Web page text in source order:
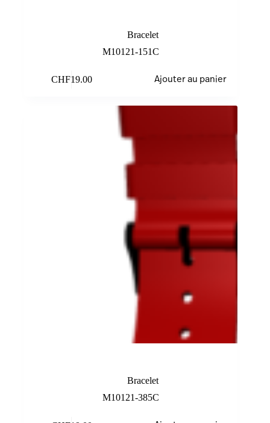
Bracelet
M10121-151C
CHF19.00 Ajouter au panier
Bracelet
M10121-385C